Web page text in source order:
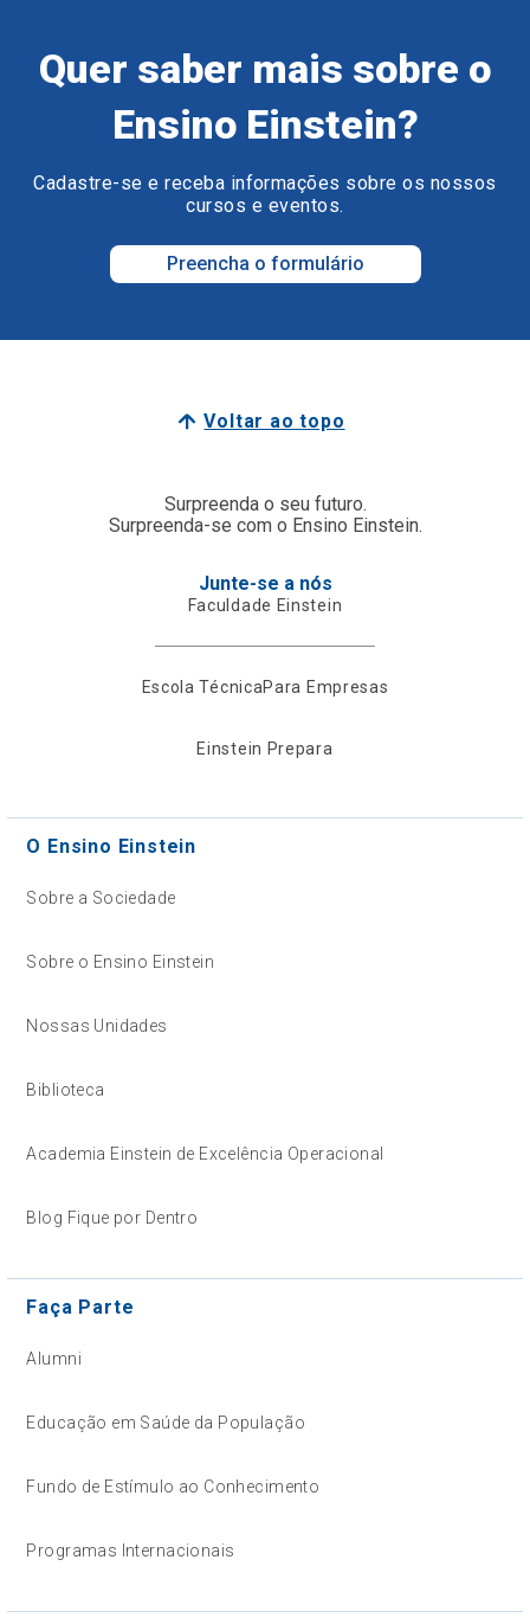
Quer saber mais sobre o
Ensino Einstein?
Cadastre-se e receba informações sobre os nossos
cursos e eventos.
Preencha o formulário
Voltar ao topo
Surpreenda o seu futuro.
Surpreenda-se com o Ensino Einstein.
Junte-se a nós
Faculdade Einstein
Escola TécnicaPara Empresas
Einstein Prepara
O Ensino Einstein
Sobre a Sociedade
Sobre o Ensino Einstein
Nossas Unidades
Biblioteca
Academia Einstein de Excelência Operacional
Blog Fique por Dentro
Faça Parte
Alumni
Educação em Saúde da População
Fundo de Estímulo ao Conhecimento
Programas Internacionais